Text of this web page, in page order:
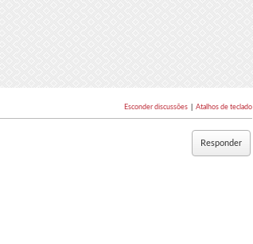
Esconder discussões Atalhos de teclado
Responder